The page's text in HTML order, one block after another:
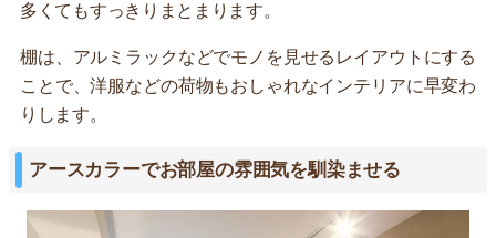
多くてもすっきりまとまります。
棚は、アルミラックなどでモノを見せるレイアウトにする
ことで、洋服などの荷物もおしゃれなインテリアに早変わ
りします。
アースカラーでお部屋の雰囲気を馴染ませる